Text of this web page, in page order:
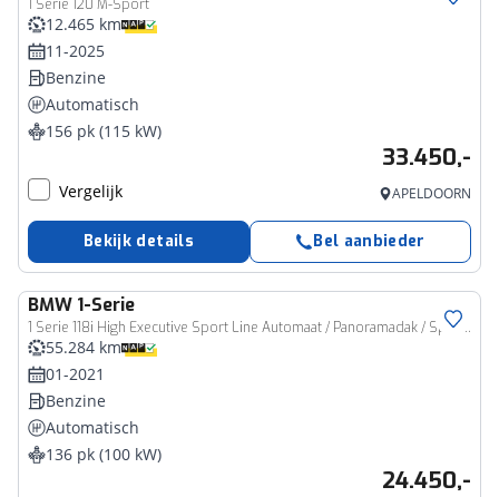
1 Serie 120 M-Sport
12.465 km
11-2025
Benzine
Automatisch
156 pk (115 kW)
33.450,-
Vergelijk APELDOORN
Bekijk details Bel aanbieder
BMW 1-Serie
1 Serie 118i High Executive Sport Line Automaat / Panoramadak / Sportstoelen / Comfort Access / Achteruitrijcamera / Head-Up
55.284 km
01-2021
Benzine
Automatisch
136 pk (100 kW)
24.450,-